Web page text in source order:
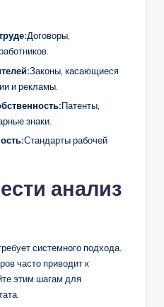
Договоры,
Законы, касающиеся
и рекламы.
Патенты,
знаки.
Стандарты рабочей
анализ
системного подхода.
часто приводит к
этим шагам для